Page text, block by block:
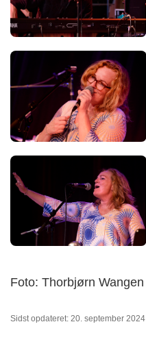
Foto: Thorbjørn Wangen
Sidst opdateret: 20. september 2024